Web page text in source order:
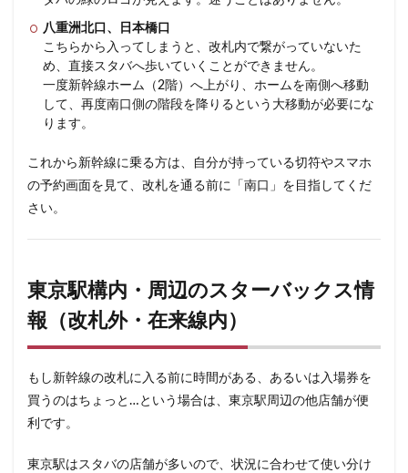
八重洲北口、日本橋口
こちらから入ってしまうと、改札内で繋がっていないた
め、直接スタバへ歩いていくことができません。
一度新幹線ホーム（2階）へ上がり、ホームを南側へ移動
して、再度南口側の階段を降りるという大移動が必要にな
ります。
これから新幹線に乗る方は、自分が持っている切符やスマホ
の予約画面を見て、改札を通る前に「南口」を目指してくだ
さい。
東京駅構内・周辺のスターバックス情
報（改札外・在来線内）
もし新幹線の改札に入る前に時間がある、あるいは入場券を
買うのはちょっと…という場合は、東京駅周辺の他店舗が便
利です。
東京駅はスタバの店舗が多いので、状況に合わせて使い分け